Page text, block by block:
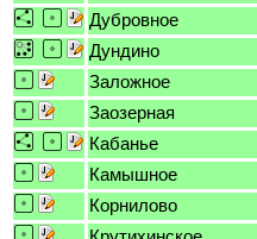
Дубровное
Дундино
Заложное
Заозерная
Кабанье
Камышное
Корнилово